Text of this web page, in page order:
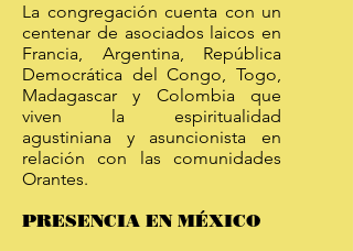
La congregación cuenta con un
centenar de asociados laicos en
Francia, Argentina, República
Democrática del Congo, Togo,
Madagascar y Colombia que
viven la espiritualidad
agustiniana y asuncionista en
relación con las comunidades
Orantes.
PRESENCIA EN MÉXICO